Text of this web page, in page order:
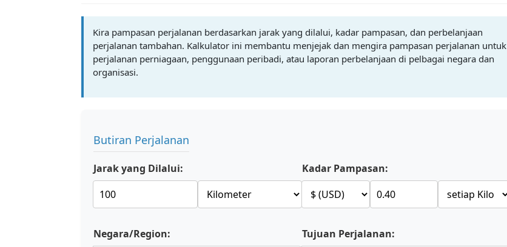
Kira pampasan perjalanan berdasarkan jarak yang dilalui, kadar pampasan, dan perbelanjaan
perjalanan tambahan. Kalkulator ini membantu menjejak dan mengira pampasan perjalanan untuk
perjalanan perniagaan, penggunaan peribadi, atau laporan perbelanjaan di pelbagai negara dan
organisasi.
Butiran Perjalanan
Jarak yang Dilalui: Kadar Pampasan:
Negara/Region: Tujuan Perjalanan: